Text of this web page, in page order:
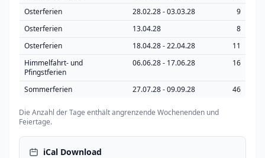
Osterferien
28.02.28 - 03.03.28
9
Osterferien
13.04.28
8
Osterferien
18.04.28 - 22.04.28
11
Himmelfahrt- und
Pfingstferien
06.06.28 - 17.06.28 16
Sommerferien 27.07.28 - 09.09.28 46
Die Anzahl der Tage enthält angrenzende Wochenenden und
Feiertage.
iCal Download